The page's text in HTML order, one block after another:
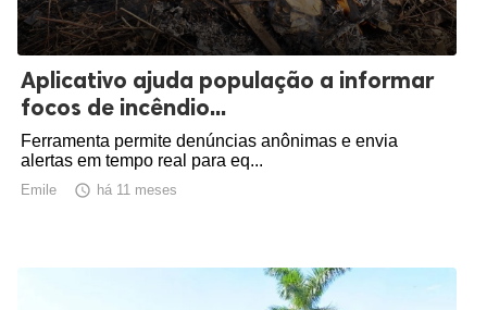
Aplicativo ajuda população a informar
focos de incêndio...
Ferramenta permite denúncias anônimas e envia
alertas em tempo real para eq...
Emile  há 11 meses